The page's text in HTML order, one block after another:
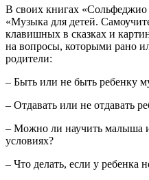
В своих книгах
«Музыка для детей.
клавишных в сказках и
на вопросы, которыми рано
родители:
– Быть или не быть ребенку
– Отдавать или не отдавать
– Можно ли научить малыша
условиях?
– Что делать, если у ребенка